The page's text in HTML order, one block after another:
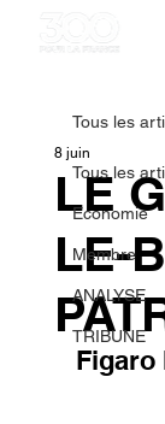
Tous les
Economie
Membre
ANALYSE
TRIBUNE
Tous les
LE
LE-
8 juin
Figaro